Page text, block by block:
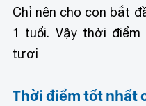
Chỉ nên cho con bắt
1 tuổi. Vậy thời
tươi
Thời điểm tốt nhất